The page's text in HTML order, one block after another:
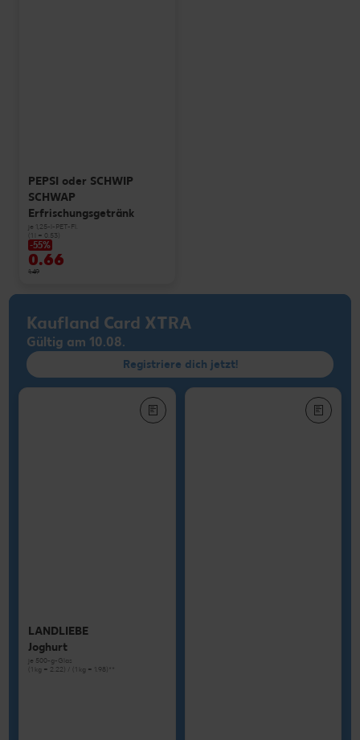
PEPSI oder SCHWIP
SCHWAP
Erfrischungsgetränk
je 1,25-l-PET-Fl.
(1 l = 0.53)
-55%
0.66
1.49
Kaufland Card XTRA
Gültig am 10.08.
Registriere dich jetzt!
LANDLIEBE
Joghurt
je 500-g-Glas
(1 kg = 2.22) / (1 kg = 1.98)**